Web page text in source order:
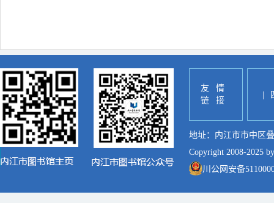
友情
链接
地址：内江市市中区
Copyright 2008-2025
川公网安备